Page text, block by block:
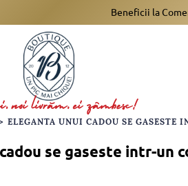
Beneficii la
se gaseste intr-un